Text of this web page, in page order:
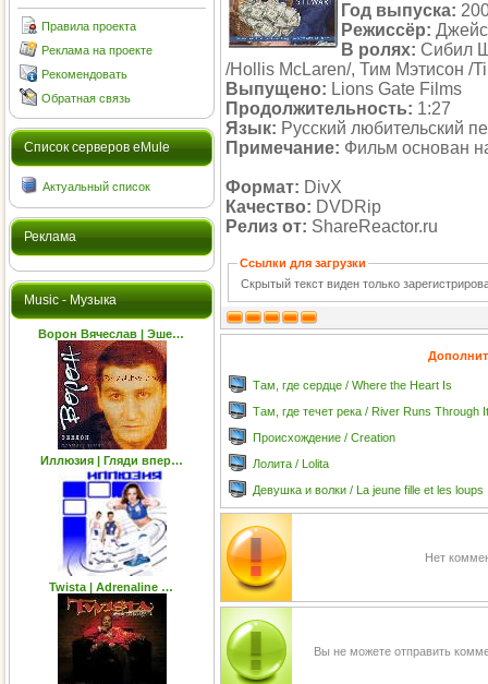
Правила проекта
Реклама на проекте
Рекомендовать
Обратная связь
Cписок серверов eMule
Актуальный список
Реклама
Music - Музыка
Ворон Вячеслав | Эше…
Иллюзия | Гляди впер…
Twista | Adrenaline …
Год выпуска:
Режиссёр:
В ролях: Сибил
/Hollis McLaren/, Тим Мэтисон /
Выпущено: Lions Gate Films
Продолжительность: 1:27
Язык: Русский любительский
Примечание: Фильм основан
Формат: DivX
Качество: DVDRip
Релиз от: ShareReactor.ru
Ссылки для загрузки
Скрытый текст виден только
Там, где сердце / Where the Heart Is
Там, где течет река / River Runs Through
Происхождение / Creation
Лолита / Lolita
Девушка и волки / La jeune fille et les loups
Нет
Вы не можете отправить